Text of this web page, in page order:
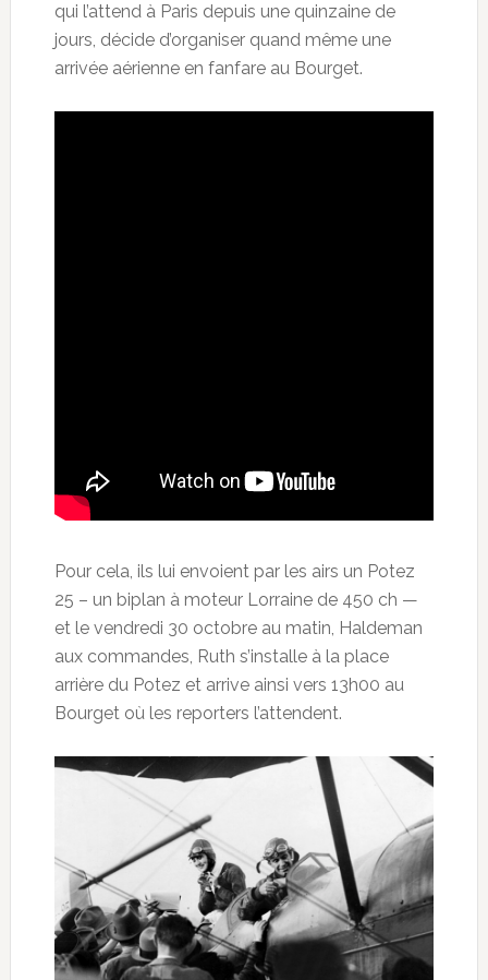
qui l’attend à Paris depuis une quinzaine de
jours, décide d’organiser quand même une
arrivée aérienne en fanfare au Bourget.
Pour cela, ils lui envoient par les airs un Potez
25 – un biplan à moteur Lorraine de 450 ch —
et le vendredi 30 octobre au matin, Haldeman
aux commandes, Ruth s’installe à la place
arrière du Potez et arrive ainsi vers 13h00 au
Bourget où les reporters l’attendent.